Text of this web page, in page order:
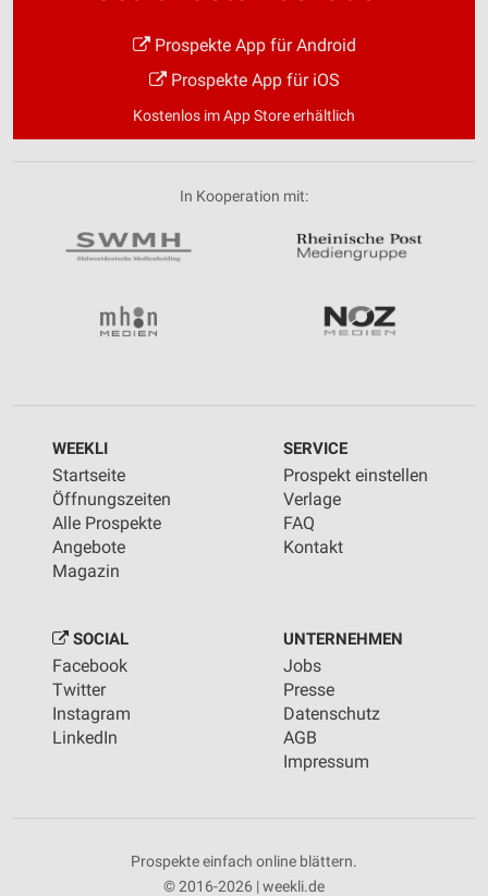
Prospekte App für Android
Prospekte App für iOS
Kostenlos im App Store erhältlich
In Kooperation mit:
WEEKLI
Startseite
Öffnungszeiten
Alle Prospekte
Angebote
Magazin
SERVICE
Prospekt einstellen
Verlage
FAQ
Kontakt
SOCIAL
Facebook
Twitter
Instagram
LinkedIn
UNTERNEHMEN
Jobs
Presse
Datenschutz
AGB
Impressum
Prospekte einfach online blättern.
© 2016-2026 | weekli.de